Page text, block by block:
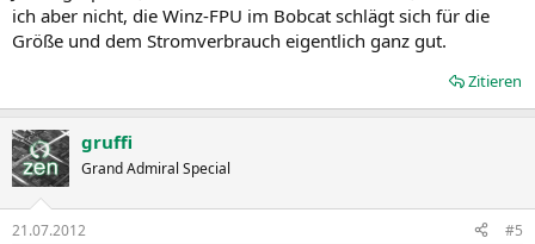
ich aber nicht, die Winz-FPU im Bobcat schlägt sich für die
Größe und dem Stromverbrauch eigentlich ganz gut.
Zitieren
gruffi
Grand Admiral Special
21.07.2012 #5